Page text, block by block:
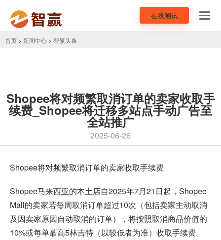
在线测试
首页 > 新闻中心 > 智赢头条
Shopee将对频繁取消订单的卖家收取手
续费_Shopee将迁移多站点手动广告至
全站推广
2025-06-26
Shopee将对频繁取消订单的卖家收取手续费
Shopee马来西亚的本土店自2025年7月21日起，Shopee
Mall的卖家若每周取消订单超过10次（包括卖家主动取消
及因卖家原因自动取消的订单），将按照取消商品价值的
10%或每单蕞高5林吉特（以较低者为准）收取手续费。